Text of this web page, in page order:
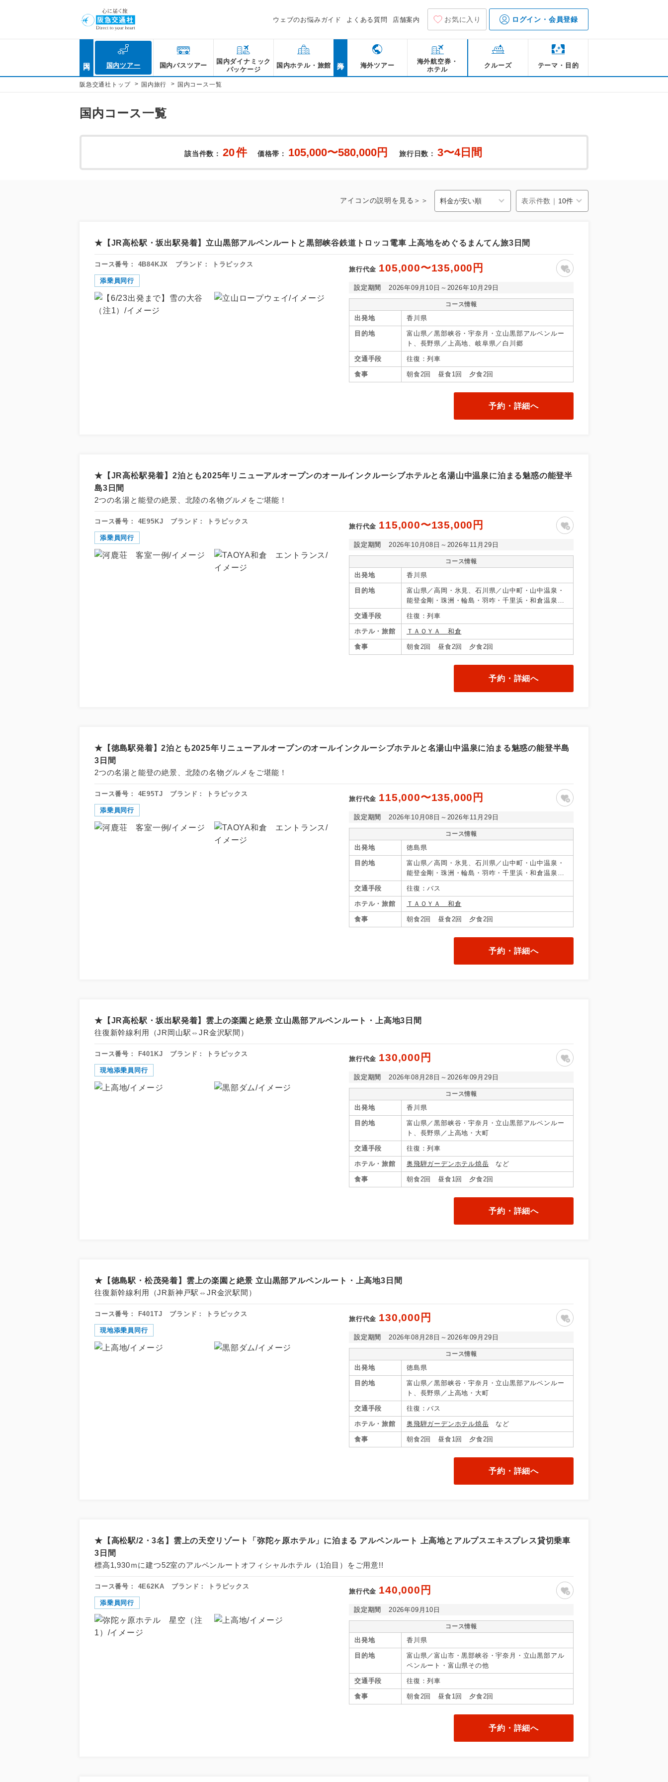
ウェブのお悩みガイド よくある質問 店舗案内 お気に入り ログイン・会員登録
国内ツアー 国内バスツアー
国内ダイナミック
パッケージ
国内ホテル・旅館 海外ツアー
海外航空券・
ホテル
クルーズ テーマ・目的
阪急交通社トップ > 国内旅行 > 国内コース一覧
国内コース一覧
該当件数： 20件 価格帯： 105,000〜580,000円 旅行日数： 3〜4日間
アイコンの説明を見る＞＞ 表示件数｜
★【JR高松駅・坂出駅発着】立山黒部アルペンルートと黒部峡谷鉄道トロッコ電車 上高地をめぐるまんてん旅3日間
コース番号： 4B84KJX ブランド： トラピックス
添乗員同行
旅行代金 105,000〜135,000円
設定期間 2026年09月10日～2026年10月29日
コース情報
出発地 香川県
目的地
富山県／黒部峡谷・宇奈月・立山黒部アルペンルー
ト、長野県／上高地、岐阜県／白川郷
交通手段 往復：列車
食事 朝食2回 昼食1回 夕食2回
予約・詳細へ
★【JR高松駅発着】2泊とも2025年リニューアルオープンのオールインクルーシブホテルと名湯山中温泉に泊まる魅惑の能登半
島3日間
2つの名湯と能登の絶景、北陸の名物グルメをご堪能！
コース番号： 4E95KJ ブランド： トラピックス
添乗員同行
旅行代金 115,000〜135,000円
設定期間 2026年10月08日～2026年11月29日
コース情報
出発地 香川県
目的地
富山県／高岡・氷見、石川県／山中町・山中温泉・
能登金剛・珠洲・輪島・羽咋・千里浜・和倉温泉・
七尾・石川県その他
交通手段 往復：列車
ホテル・旅館 ＴＡＯＹＡ 和倉
食事 朝食2回 昼食2回 夕食2回
予約・詳細へ
★【徳島駅発着】2泊とも2025年リニューアルオープンのオールインクルーシブホテルと名湯山中温泉に泊まる魅惑の能登半島
3日間
2つの名湯と能登の絶景、北陸の名物グルメをご堪能！
コース番号： 4E95TJ ブランド： トラピックス
添乗員同行
旅行代金 115,000〜135,000円
設定期間 2026年10月08日～2026年11月29日
コース情報
出発地 徳島県
目的地
富山県／高岡・氷見、石川県／山中町・山中温泉・
能登金剛・珠洲・輪島・羽咋・千里浜・和倉温泉・
七尾・石川県その他
交通手段 往復：バス
ホテル・旅館 ＴＡＯＹＡ 和倉
食事 朝食2回 昼食2回 夕食2回
予約・詳細へ
★【JR高松駅・坂出駅発着】雲上の楽園と絶景 立山黒部アルペンルート・上高地3日間
往復新幹線利用（JR岡山駅⇔JR金沢駅間）
コース番号： F401KJ ブランド： トラピックス
現地添乗員同行
旅行代金 130,000円
設定期間 2026年08月28日～2026年09月29日
コース情報
出発地 香川県
目的地
富山県／黒部峡谷・宇奈月・立山黒部アルペンルー
ト、長野県／上高地・大町
交通手段 往復：列車
ホテル・旅館 奥飛騨ガーデンホテル焼岳 など
食事 朝食2回 昼食1回 夕食2回
予約・詳細へ
★【徳島駅・松茂発着】雲上の楽園と絶景 立山黒部アルペンルート・上高地3日間
往復新幹線利用（JR新神戸駅⇔JR金沢駅間）
コース番号： F401TJ ブランド： トラピックス
現地添乗員同行
旅行代金 130,000円
設定期間 2026年08月28日～2026年09月29日
コース情報
出発地 徳島県
目的地
富山県／黒部峡谷・宇奈月・立山黒部アルペンルー
ト、長野県／上高地・大町
交通手段 往復：バス
ホテル・旅館 奥飛騨ガーデンホテル焼岳 など
食事 朝食2回 昼食1回 夕食2回
予約・詳細へ
★【高松駅/2・3名】雲上の天空リゾート「弥陀ヶ原ホテル」に泊まる アルペンルート 上高地とアルプスエキスプレス貸切乗車
3日間
標高1,930ｍに建つ52室のアルペンルートオフィシャルホテル（1泊目）をご用意!!
コース番号： 4E62KA ブランド： トラピックス
添乗員同行
旅行代金 140,000円
設定期間 2026年09月10日
コース情報
出発地 香川県
目的地
富山県／富山市・黒部峡谷・宇奈月・立山黒部アル
ペンルート・富山県その他
交通手段 往復：列車
食事 朝食2回 昼食1回 夕食2回
予約・詳細へ
添乗員同行
往路出発空港（駅）から復路到着空港（駅）まで同行しま
現地添乗員同行
現地到着空港（駅）から最終日出発空港（駅）まで添乗員が
早期割引 早期申込割引対象コースです。